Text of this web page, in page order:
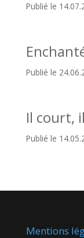
Publié le
Publié le
Il court,
Publié le
Mentions